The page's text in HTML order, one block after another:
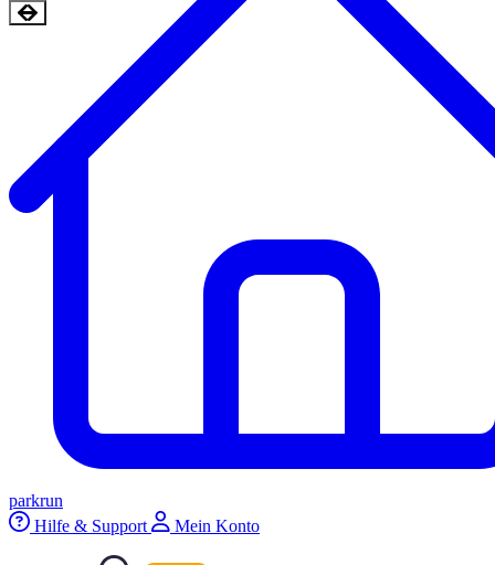
parkrun
Hilfe & Support
Mein Konto